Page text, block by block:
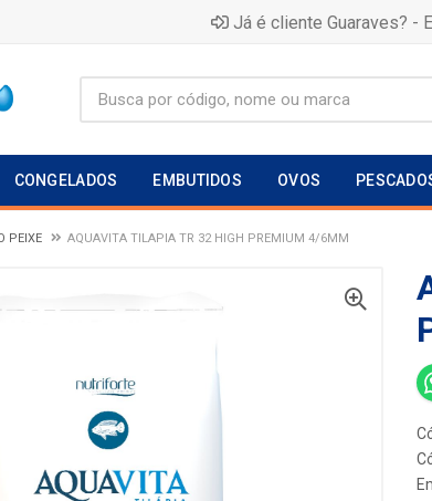
Já é cliente Guaraves? -
CONGELADOS EMBUTIDOS OVOS
PEIXE AQUAVITA TILAPIA TR 32 HIGH PREMIUM 4/6MM